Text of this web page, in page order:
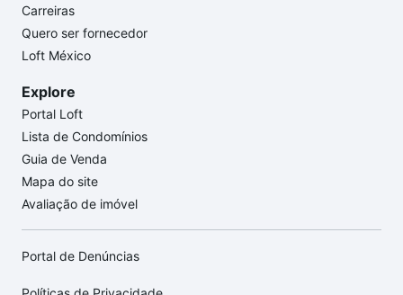
Carreiras
Quero ser fornecedor
Loft México
Explore
Portal Loft
Lista de Condomínios
Guia de Venda
Mapa do site
Avaliação de imóvel
Portal de Denúncias